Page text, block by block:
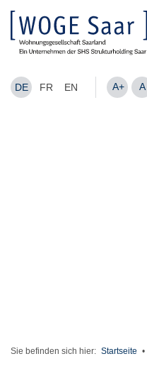
DE FR EN A+ A
Sie befinden sich hier: Startseite •